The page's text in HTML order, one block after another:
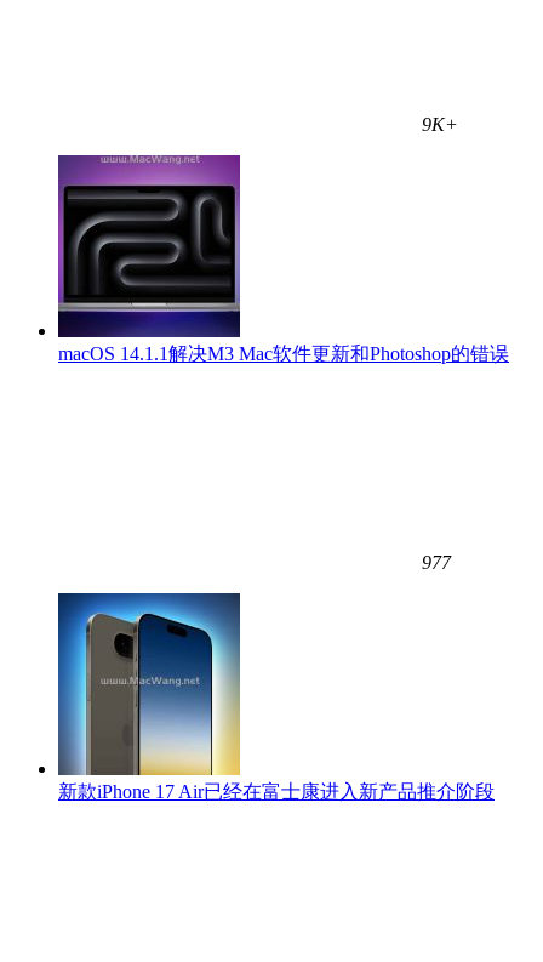
9K+
macOS 14.1.1解决M3 Mac软件更新和Photoshop的错误
977
新款iPhone 17 Air已经在富士康进入新产品推介阶段